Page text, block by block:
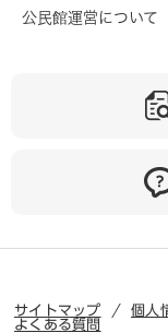
公民館運営について
サイトマップ 個人
よくある質問